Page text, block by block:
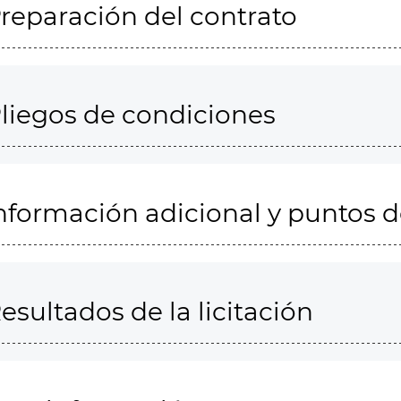
del contrato
de condiciones
adicional y puntos
de la licitación